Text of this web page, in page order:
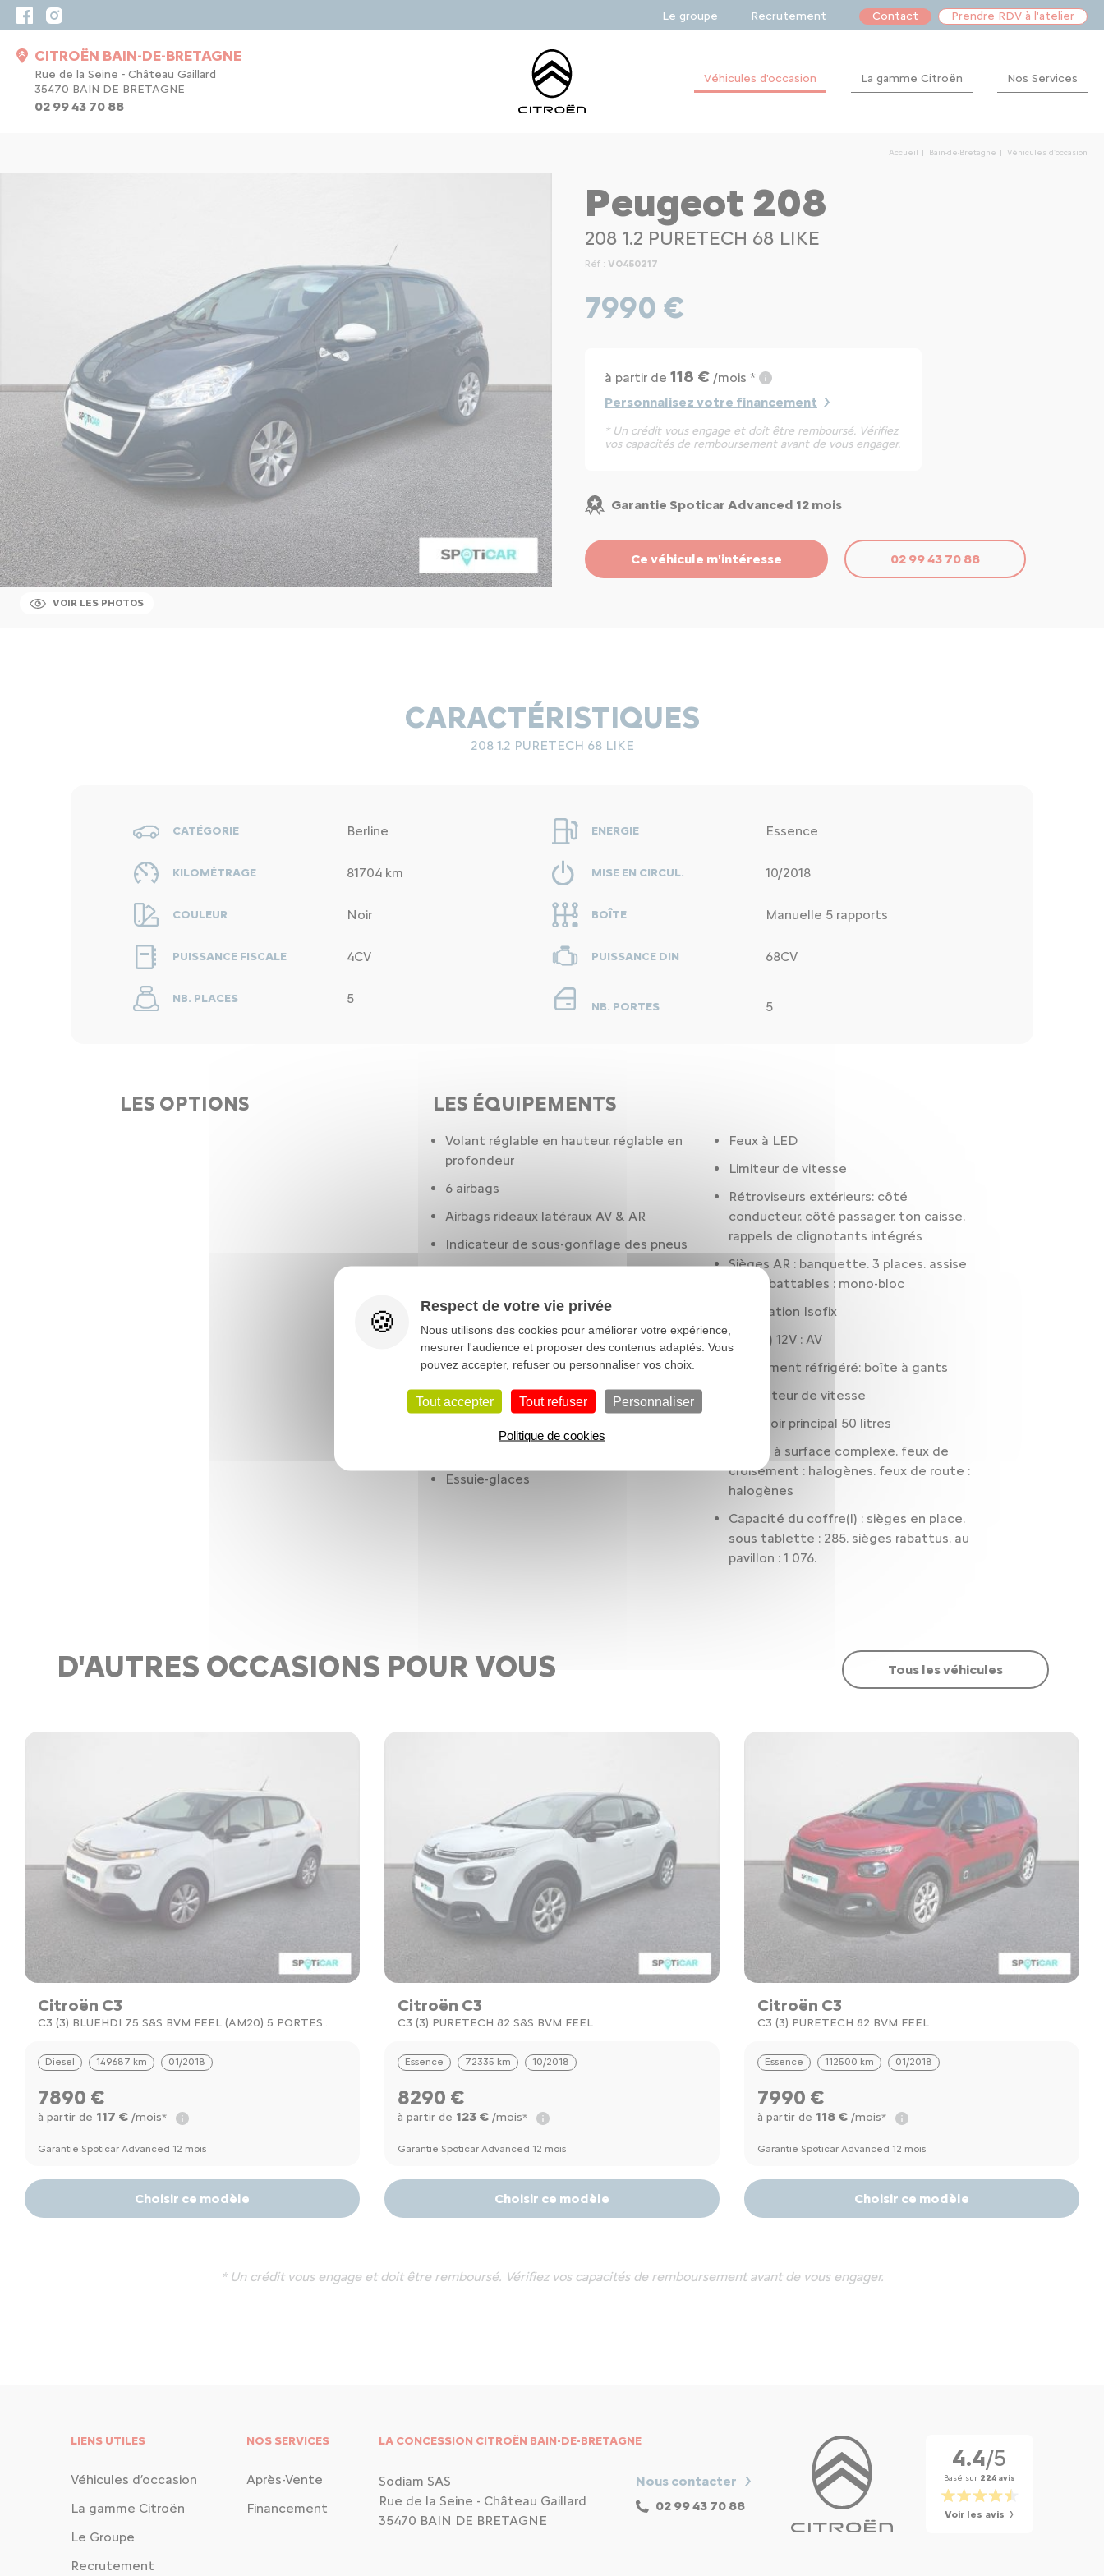
Le groupe Recrutement Contact Prendre RDV à l'atelier
CITROËN BAIN-DE-BRETAGNE
Rue de la Seine - Château Gaillard
35470 BAIN DE BRETAGNE
02 99 43 70 88
Véhicules d'occasion La gamme Citroën Nos Services
Accueil Bain-de-Bretagne Véhicules d'occasion
VOIR LES PHOTOS
Peugeot 208
208 1.2 PURETECH 68 LIKE
Réf : VO450217
7990 €
à partir de 118 € /mois *
Personnalisez votre financement
* Un crédit vous engage et doit être remboursé. Vérifiez
vos capacités de remboursement avant de vous engager.
Garantie Spoticar Advanced 12 mois
Ce véhicule m'intéresse 02 99 43 70 88
CARACTÉRISTIQUES
208 1.2 PURETECH 68 LIKE
CATÉGORIE Berline ENERGIE Essence
KILOMÉTRAGE 81704 km MISE EN CIRCUL. 10/2018
COULEUR Noir BOÎTE Manuelle 5 rapports
PUISSANCE FISCALE 4CV PUISSANCE DIN 68CV
NB. PLACES 5
NB. PORTES 5
LES OPTIONS LES ÉQUIPEMENTS
Volant réglable en hauteur. réglable en
profondeur
6 airbags
Airbags rideaux latéraux AV & AR
Indicateur de sous-gonflage des pneus
Antipatinage
Assistance au freinage d'urgence
Climatisation
Condamnation centralisée à distance.
incluant les lève-vitres
Contrôle des phares: réglage en hauteur
Essuie-glaces
Feux à LED
Limiteur de vitesse
Rétroviseurs extérieurs: côté
conducteur. côté passager. ton caisse.
rappels de clignotants intégrés
Sièges AR : banquette. 3 places. assise
fixe. rabattables : mono-bloc
Préparation Isofix
Prise(s) 12V : AV
Rangement réfrigéré: boîte à gants
Régulateur de vitesse
Réservoir principal 50 litres
Phares à surface complexe. feux de
croisement : halogènes. feux de route :
halogènes
Capacité du coffre(l) : sièges en place.
sous tablette : 285. sièges rabattus. au
pavillon : 1 076.
D'AUTRES OCCASIONS POUR VOUS
Citroën C3
C3 (3) BLUEHDI 75 S&S BVM FEEL (AM20) 5 PORTES
Diesel 149687 km 01/2018
7890 €
à partir de 117 € /mois*
Garantie Spoticar Advanced 12 mois
Choisir ce modèle
Citroën C3
C3 (3) PURETECH 82 S&S BVM FEEL
Essence 72335 km 10/2018
8290 €
à partir de 123 € /mois*
Garantie Spoticar Advanced 12 mois
Choisir ce modèle
Citroën C3
C3 (3) PURETECH 82 BVM FEEL
Essence 112500 km 01/2018
7990 €
à partir de 118 € /mois*
Garantie Spoticar Advanced 12 mois
Choisir ce modèle
* Un crédit vous engage et doit être remboursé. Vérifiez vos capacités de remboursement avant de vous engager.
Tous les véhicules
LIENS UTILES
Véhicules d’occasion
La gamme Citroën
Le Groupe
Recrutement
NOS SERVICES
Après-Vente
Financement
LA CONCESSION CITROËN BAIN-DE-BRETAGNE
Sodiam SAS
Rue de la Seine - Château Gaillard
35470 BAIN DE BRETAGNE
Nous contacter
02 99 43 70 88
4.4/5
Basé sur 224 avis
Voir les avis
Respect de votre vie privée
Nous utilisons des cookies pour améliorer votre expérience,
mesurer l'audience et proposer des contenus adaptés. Vous
pouvez accepter, refuser ou personnaliser vos choix.
Tout accepter Tout refuser Personnaliser
Politique de cookies